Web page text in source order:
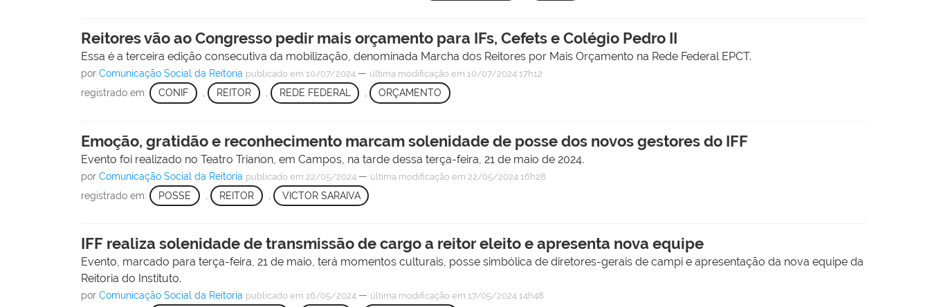
Reitores vão ao Congresso pedir mais orçamento para IFs, Cefets e Colégio Pedro II
Essa é a terceira edição consecutiva da mobilização, denominada Marcha dos Reitores por Mais Orçamento na Rede Federal EPCT.
porComunicação Social da Reitoria publicado em 10/07/2024 — última modificação em 10/07/2024 17h12
registrado em: CONIF , REITOR , REDE FEDERAL , ORÇAMENTO
Emoção, gratidão e reconhecimento marcam solenidade de posse dos novos gestores do IFF
Evento foi realizado no Teatro Trianon, em Campos, na tarde dessa terça-feira, 21 de maio de 2024.
porComunicação Social da Reitoria publicado em 22/05/2024 — última modificação em 22/05/2024 16h28
registrado em: POSSE REITOR VICTOR SARAIVA
IFF realiza solenidade de transmissão de cargo a reitor eleito e apresenta nova equipe
Evento, marcado para terça-feira, 21 de maio, terá momentos culturais, posse simbólica de diretores-gerais de campi e apresentação da nova equipe da
Reitoria do Instituto.
porComunicação Social da Reitoria publicado em 16/05/2024 — última modificação em 17/05/2024 14h48